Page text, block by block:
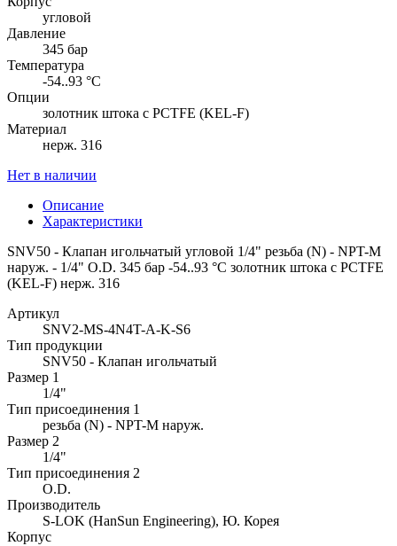
угловой
Давление
345 бар
Температура
-54..93 °C
Опции
золотник штока с PCTFE (KEL-F)
Материал
нерж. 316
Нет в наличии
Описание
Характеристики
SNV50 - Клапан игольчатый угловой 1/4" резьба (N) - NPT-M
наруж. - 1/4" O.D. 345 бар -54..93 °C золотник штока с PCTFE
(KEL-F) нерж. 316
Артикул
SNV2-MS-4N4T-A-K-S6
Тип продукции
SNV50 - Клапан игольчатый
Размер 1
1/4"
Тип присоединения 1
резьба (N) - NPT-M наруж.
Размер 2
1/4"
Тип присоединения 2
O.D.
Производитель
S-LOK (HanSun Engineering), Ю. Корея
Корпус